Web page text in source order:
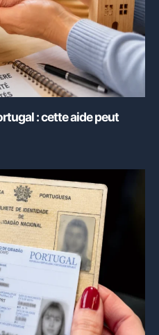
: cette aide peut